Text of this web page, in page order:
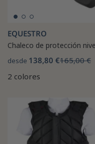
EQUESTRO
Chaleco de protección
desde 138,80 €165,00 €
2 colores